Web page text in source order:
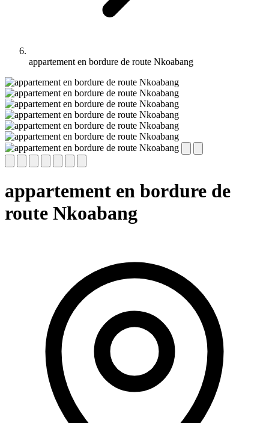
appartement en bordure de route Nkoabang
appartement en bordure de
route Nkoabang